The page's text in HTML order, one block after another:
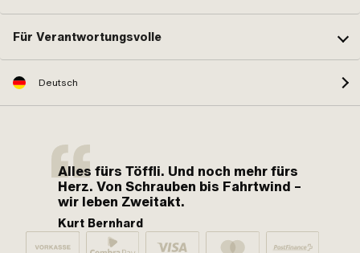
Für Verantwortungsvolle
Deutsch
Alles fürs Töffli. Und noch mehr fürs
Herz. Von Schrauben bis Fahrtwind –
wir leben Zweitakt.
Kurt Bernhard